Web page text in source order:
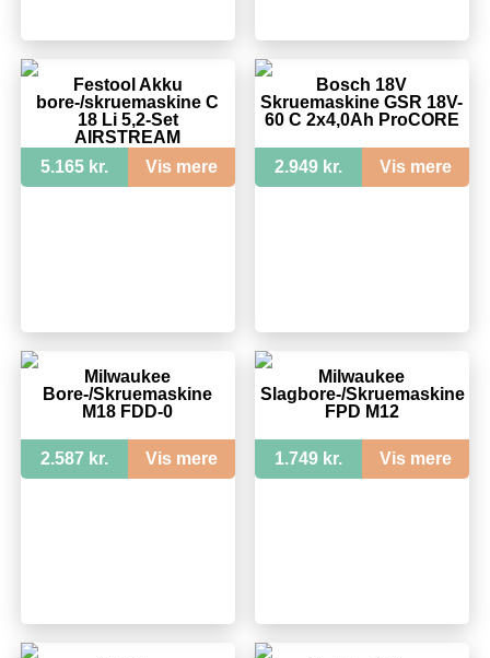
Festool Akku
bore-/skruemaskine C
18 Li 5,2-Set
AIRSTREAM
5.165 kr.
Vis mere
Bosch 18V
Skruemaskine GSR 18V-
60 C 2x4,0Ah ProCORE
2.949 kr. Vis mere
Milwaukee
Bore-/Skruemaskine
M18 FDD-0
2.587 kr. Vis mere
Milwaukee
Slagbore-/Skruemaskine
FPD M12
1.749 kr. Vis mere